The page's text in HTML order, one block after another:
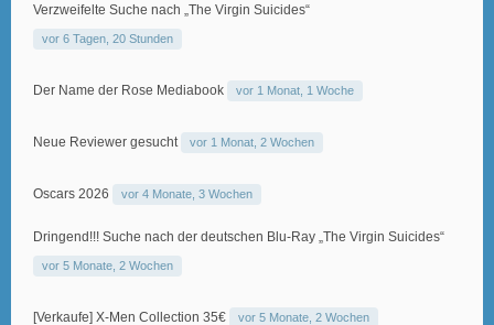
Verzweifelte Suche nach „The Virgin Suicides“
vor 6 Tagen, 20 Stunden
Der Name der Rose Mediabook vor 1 Monat, 1 Woche
Neue Reviewer gesucht vor 1 Monat, 2 Wochen
Oscars 2026 vor 4 Monate, 3 Wochen
Dringend!!! Suche nach der deutschen Blu-Ray „The Virgin Suicides“
vor 5 Monate, 2 Wochen
[Verkaufe] X-Men Collection 35€ vor 5 Monate, 2 Wochen